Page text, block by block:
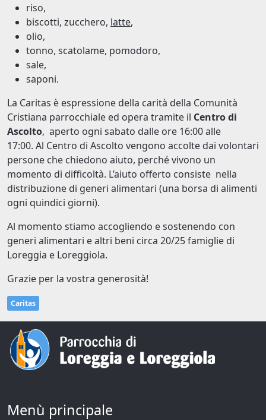
riso,
biscotti, zucchero, latte,
olio,
tonno, scatolame, pomodoro,
sale,
saponi.
La Caritas è espressione della carità della Comunità
Cristiana parrocchiale ed opera tramite il Centro di
Ascolto, aperto ogni sabato dalle ore 16:00 alle
17:00. Al Centro di Ascolto vengono accolte dai volontari
persone che chiedono aiuto, perché vivono un
momento di difficoltà. L’aiuto offerto consiste nella
distribuzione di generi alimentari (una borsa di alimenti
ogni quindici giorni).
Al momento stiamo accogliendo e sostenendo con
generi alimentari e altri beni circa 20/25 famiglie di
Loreggia e Loreggiola.
Grazie per la vostra generosità!
Caritas
Menù principale